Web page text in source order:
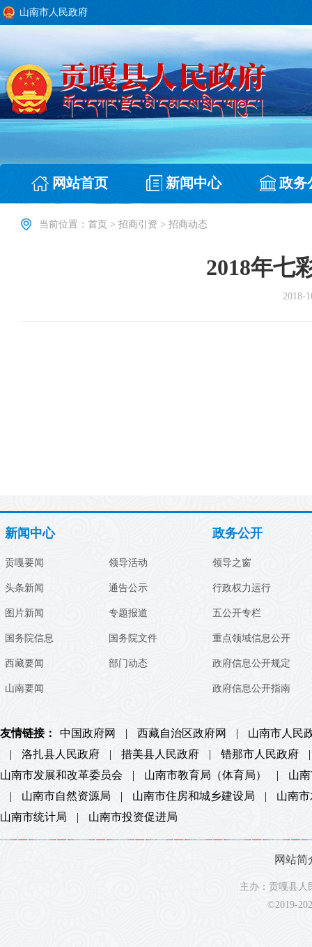
山南市人民政府
网站首页 新闻中心 政务
当前位置： 首页 > 招商引资 > 招商动态
2018年七
2018-
新闻中心
贡嘎要闻
头条新闻
图片新闻
国务院信息
西藏要闻
山南要闻
领导活动
通告公示
专题报道
国务院文件
部门动态
政务公开
领导之窗
行政权力运行
五公开专栏
重点领域信息公开
政府信息公开规定
政府信息公开指南
友情链接： 中国政府网 | 西藏自治区政府网 |
山南市人民
|
洛扎县人民政府 | 措美县人民政府 | 错那市人民政府
|
山南市发展和改革委员会
| 山南市教育局（体育局） |
山
|
山南市自然资源局 | 山南市住房和城乡建设局 |
山南
山南市统计局
| 山南市投资促进局
网站简
主办：贡嘎县
©2019-